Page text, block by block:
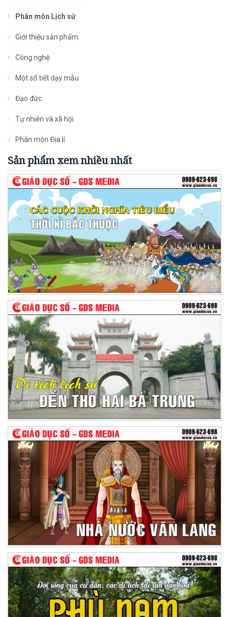
Phân môn Lịch sử
Giới thiệu sản phẩm
Công nghệ
Một số tiết dạy mẫu
Đạo đức
Tự nhiên và xã hội
Phân môn Địa lí
Sản phẩm xem nhiều nhất